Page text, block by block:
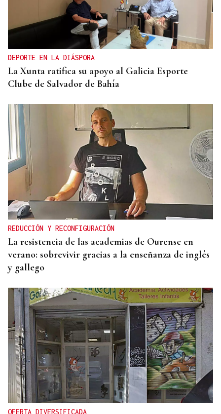
DEPORTE EN LA DIÁSPORA
La Xunta ratifica su apoyo al Galicia Esporte
Clube de Salvador de Bahía
REDUCCIÓN Y RECONFIGURACIÓN
La resistencia de las academias de Ourense en
verano: sobrevivir gracias a la enseñanza de inglés
y gallego
OFERTA DIVERSIFICADA